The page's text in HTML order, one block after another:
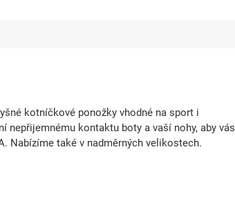
kotníčkové ponožky vhodné na sport i
nepřijemnému kontaktu boty a vaší nohy, aby vás
Nabízíme také v nadměrných velikostech.